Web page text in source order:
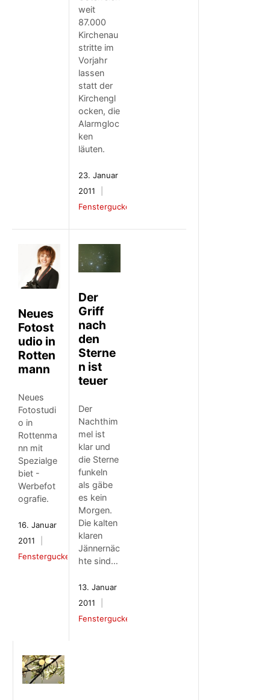
weit
87.000
Kirchenau
stritte im
Vorjahr
lassen
statt der
Kirchengl
ocken, die
Alarmgloc
ken
läuten.
23. Januar
2011
Fenstergucker
Neues
Fotost
udio in
Rotten
mann
Neues
Fotostudi
o in
Rottenma
nn mit
Spezialge
biet -
Werbefot
ografie.
16. Januar
2011
Fenstergucker
Der
Griff
nach
den
Sterne
n ist
teuer
Der
Nachthim
mel ist
klar und
die Sterne
funkeln
als gäbe
es kein
Morgen.
Die kalten
klaren
Jännernäc
hte sind…
13. Januar
2011
Fenstergucker